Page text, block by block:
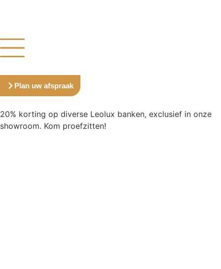
Plan uw afspraak
20% korting op diverse Leolux banken, exclusief in onze
showroom. Kom proefzitten!